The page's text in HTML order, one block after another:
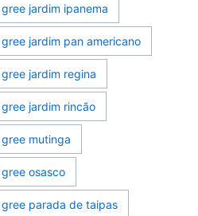
jardim ipanema
jardim pan americano
jardim regina
jardim rincão
mutinga
osasco
parada de taipas